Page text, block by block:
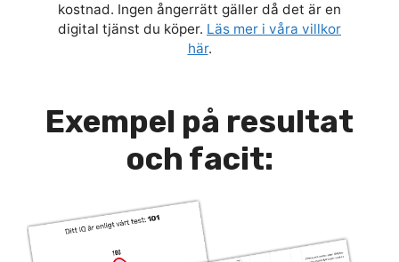
kostnad. Ingen ångerrätt gäller då det är en
digital tjänst du köper. Läs mer i våra villkor
här.
Exempel på resultat
och facit: